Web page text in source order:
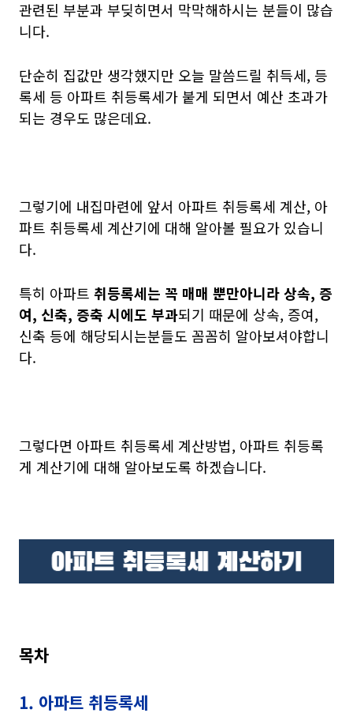
관련된 부분과 부딪히면서 막막해하시는 분들이 많습
니다.
단순히 집값만 생각했지만 오늘 말씀드릴 취득세, 등
록세 등 아파트 취등록세가 붙게 되면서 예산 초과가
되는 경우도 많은데요.
그렇기에 내집마련에 앞서 아파트 취등록세 계산, 아
파트 취등록세 계산기에 대해 알아볼 필요가 있습니
다.
특히 아파트 취등록세는 꼭 매매 뿐만아니라 상속, 증
여, 신축, 증축 시에도 부과되기 때문에 상속, 증여,
신축 등에 해당되시는분들도 꼼꼼히 알아보셔야합니
다.
그렇다면 아파트 취등록세 계산방법, 아파트 취등록
게 계산기에 대해 알아보도록 하겠습니다.
목차
1. 아파트 취등록세